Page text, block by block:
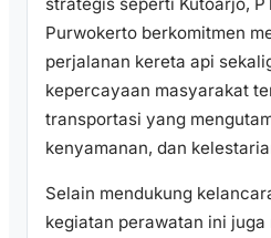
Purwokerto berkomitmen
perjalanan kereta api
kepercayaan masyarakat
transportasi yang
kenyamanan, dan
Selain mendukung
kegiatan perawatan ini